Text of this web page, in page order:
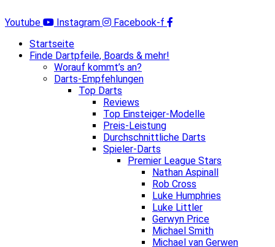
Inhalt
Youtube Instagram
Facebook-f
Startseite
Finde Dartpfeile, Boards & mehr!
Worauf kommt’s an?
Darts-Empfehlungen
Top Darts
Reviews
Top Einsteiger-Modelle
Preis-Leistung
Durchschnittliche Darts
Spieler-Darts
Premier League Stars
Nathan Aspinall
Rob Cross
Luke Humphries
Luke Littler
Gerwyn Price
Michael Smith
Michael van Gerwen